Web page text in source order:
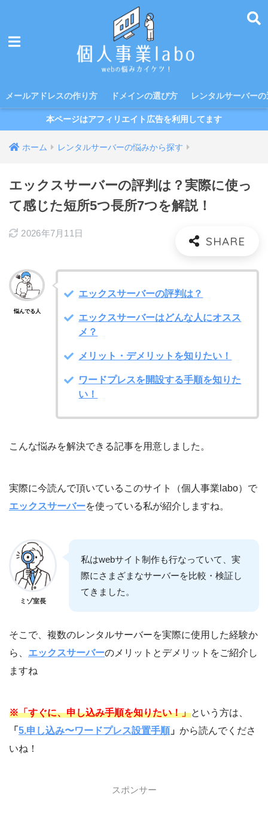
メールアドレスの作り方 ドメインの選び方 レンタルサーバー
本ページはアフィリエイト広告を利用してます
ホーム レンタルサーバーの悩みから探す
エックスサーバーの評判は？実際に使っ
て感じた短所5つ長所7つを解説！
2026年7月11日
悩んでる人
エックスサーバーの評判は？
エックスサーバーはどんな人にオスス
メ？
メリット・デメリットを知りたい！
ワードプレスを開設する手順を知りた
い！
こんな悩みを解決できる記事を用意しました。
実際に今読んで頂いているこのサイト（個人事業labo）で
エックスサーバーを使っている私が紹介しますね。
ミゾ室長
私はwebサイト制作も行なっていて、実
際にさまざまなサーバーを比較・検証し
てきました。
そこで、複数のレンタルサーバーを実際に使用した経験か
ら、 エックスサーバーのメリットとデメリットをご紹介し
ますね
※「すぐに、申し込み手順を知りたい！」という方は、
「 5.申し込み〜ワードプレス設置手順 」 から読んでくださ
いね！
スポンサー